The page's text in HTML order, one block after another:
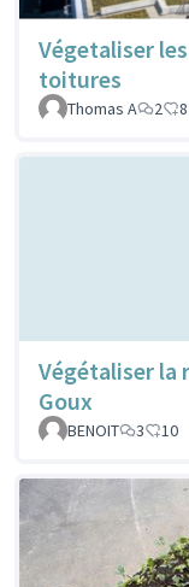
Végetaliser les
toitures
Thomas A
2 8
Végétaliser la
Goux
BENOIT
3 10